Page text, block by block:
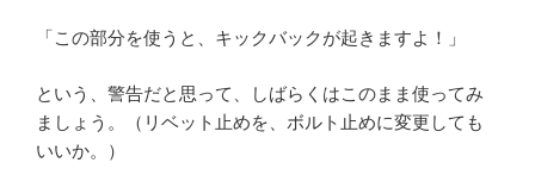
「この部分を使うと、キックバックが起きますよ！」
という、警告だと思って、しばらくはこのまま使ってみ
ましょう。（リベット止めを、ボルト止めに変更しても
いいか。）